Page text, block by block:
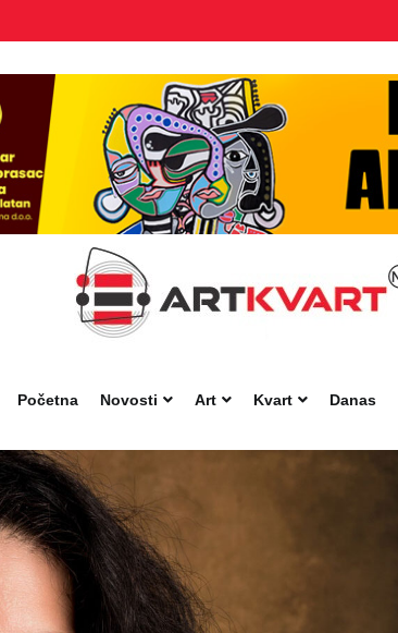
Početna
Novosti Art Kvart Danas